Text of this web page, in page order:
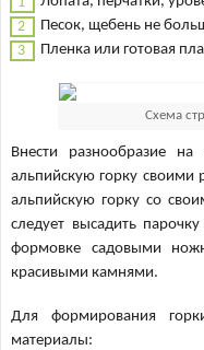
Песок, щебень не
Пленка или готовая
Схема
Внести разнообразие
альпийскую горку своими
альпийскую горку со
следует высадить
формовке садовыми
красивыми камнями.
Для формирования
материалы: